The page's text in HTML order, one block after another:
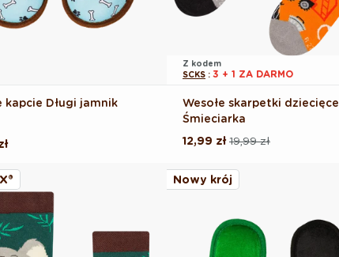
kapcie Długi jamnik
Z kodem
SCKS : 3 + 1 ZA DARMO
Wesołe skarpetki dziecięce
Śmieciarka
Cena
19,99 zł
Cena
12,99 zł
Nowy krój